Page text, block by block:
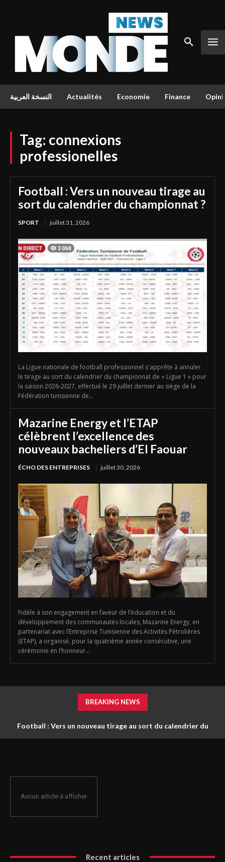
النسخة العربية Actualités Economie Finance
Tag: connexions
professionelles
Football : Vers un nouveau tirage au
sort du calendrier du championnat ?
SPORT juillet 31, 2026
La Ligue nationale de football professionnel s'apprête à annuler
le tirage au sort du calendrier du championnat de « Ligue 1 » pour
la saison 2026-2027, effectué le 29 juillet dernier au siège de la
Fédération tunisienne de...
Mazarine Energy et l’ETAP
célèbrent l’excellence des
nouveaux bacheliers d’El Faouar
ÉCHO DES ENTREPRISES juillet 30, 2026
Fidèle à son engagement en faveur de l’éducation et du
développement des communautés locales, Mazarine Energy, en
partenariat avec l’Entreprise Tunisienne des Activités Pétrolières
(ETAP), a organisé, pour la quatrième année consécutive, une
cérémonie en l’honneur...
BREAKING NEWS
Football : Vers un nouveau tirage au sort du calendrier du
Aucun article à afficher
Recent articles